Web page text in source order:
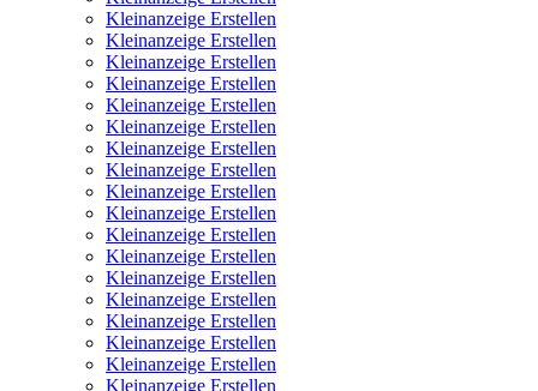
Kleinanzeige Erstellen
Kleinanzeige Erstellen
Kleinanzeige Erstellen
Kleinanzeige Erstellen
Kleinanzeige Erstellen
Kleinanzeige Erstellen
Kleinanzeige Erstellen
Kleinanzeige Erstellen
Kleinanzeige Erstellen
Kleinanzeige Erstellen
Kleinanzeige Erstellen
Kleinanzeige Erstellen
Kleinanzeige Erstellen
Kleinanzeige Erstellen
Kleinanzeige Erstellen
Kleinanzeige Erstellen
Kleinanzeige Erstellen
Kleinanzeige Erstellen